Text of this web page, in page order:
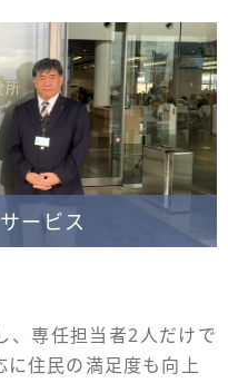
ービス
、専任担当者2人だけで
住民の満足度も向上